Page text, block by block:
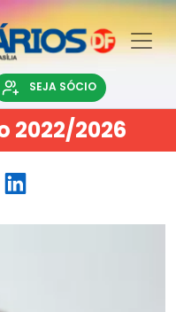
SEJA SÓCIO
2022/2026